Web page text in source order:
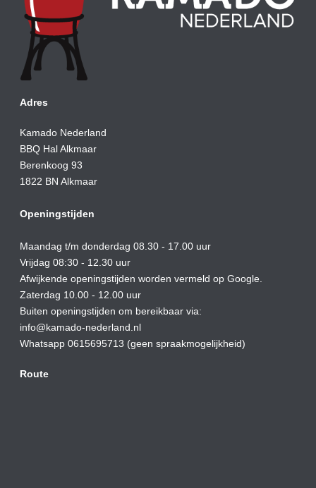
Adres
Kamado Nederland
BBQ Hal Alkmaar
Berenkoog 93
1822 BN Alkmaar
Openingstijden
Maandag t/m donderdag 08.30 - 17.00 uur
Vrijdag 08:30 - 12.30 uur
Afwijkende openingstijden worden vermeld op Google.
Zaterdag 10.00 - 12.00 uur
Buiten openingstijden om bereikbaar via:
info@kamado-nederland.nl
Whatsapp 0615695713 (geen spraakmogelijkheid)
Route